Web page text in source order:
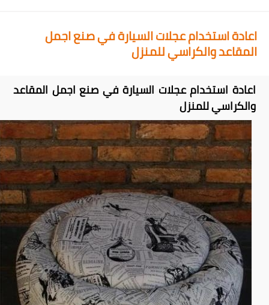
اعادة استخدام عجلات السيارة في صنع اجمل
المقاعد والكراسي للمنزل
اعادة استخدام عجلات السيارة في صنع اجمل المقاعد
والكراسي للمنزل